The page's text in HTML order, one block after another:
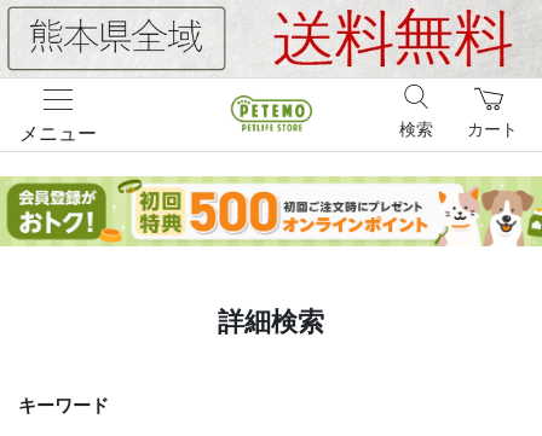
メニュー カート
検索
詳細検索
キーワード